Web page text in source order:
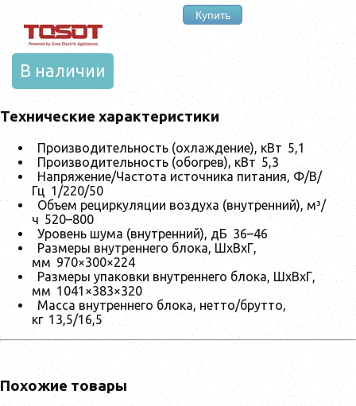
Купить
В наличии
Технические характеристики
Производительность (охлаждение), кВт 5,1
Производительность (обогрев), кВт 5,3
Напряжение/Частота источника питания, Ф/В/
Гц 1/220/50
Объем рециркуляции воздуха (внутренний), м³/
ч 520–800
Уровень шума (внутренний), дБ 36–46
Размеры внутреннего блока, ШxВxГ,
мм 970×300×224
Размеры упаковки внутреннего блока, ШxВxГ,
мм 1041×383×320
Масса внутреннего блока, нетто/брутто,
кг 13,5/16,5
Похожие товары